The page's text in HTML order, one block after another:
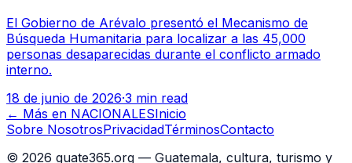
El Gobierno de Arévalo presentó el Mecanismo de
Búsqueda Humanitaria para localizar a las 45,000
personas desaparecidas durante el conflicto armado
interno.
18 de junio de 2026·3 min read
← Más en NACIONALESInicio
Sobre NosotrosPrivacidadTérminosContacto
© 2026 guate365.org — Guatemala, cultura, turismo y